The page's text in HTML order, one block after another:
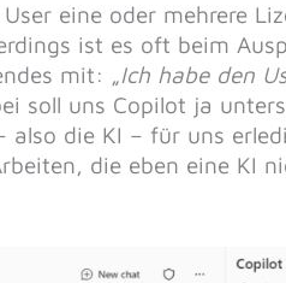
eine oder mehrere
ist es oft beim
mit: „Ich habe den
soll uns Copilot ja
die KI – für uns
die eben eine KI